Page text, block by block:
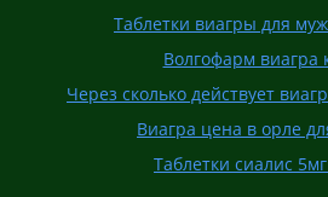
Таблетки виагры для
Волгофарм виагра
Через сколько действует
Виагра цена в орле
Таблетки сиалис